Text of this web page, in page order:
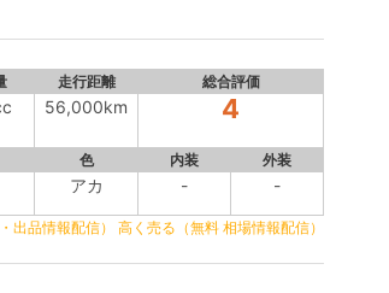
走行距離 総合評価
56,000km 4
色 内装 外装
アカ - -
出品情報配信） 高く売る（無料 相場情報配信）